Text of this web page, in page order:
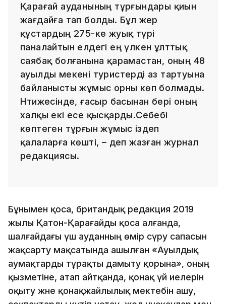
Қарағай ауданының тұрғындары қиын
жағдайға тап болды. Бұл жер
құстардың 275-ке жуық түрі
паналайтын елдегі ең үлкен ұлттық
саябақ болғанына қарамастан, оның 48
ауылды мекені туристерді аз тартуына
байланысты жұмыс орны көп болмады.
Нәтижесінде, ғасыр басынан бері оның
халқы екі есе қысқарды.Себебі
көптеген тұрғын жұмыс іздеп
қалаларға көшті, – деп жазған журнал
редакциясы.
Бұнымен қоса, британдық редакция 2019
жылы Қатон-Қарағайды қоса алғанда,
шалғайдағы үш ауданның өмір сүру сапасын
жақсарту мақсатында ашылған «Ауылдық
аумақтарды тұрақты дамыту қорына», оның
қызметіне, атап айтқанда, қонақ үй иелерін
оқыту және қонақжайлылық мектебін ашу,